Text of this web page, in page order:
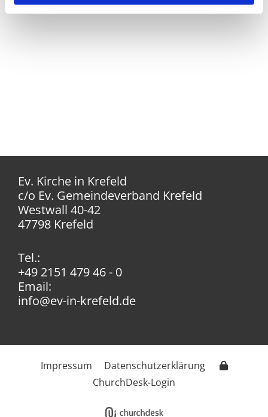
Ev. Kirche in Krefeld
c/o Ev. Gemeindeverband Krefeld
Westwall 40-42
47798 Krefeld
Tel.:
+49 2151 479 46 - 0
Email:
info@ev-in-krefeld.de
Impressum
Datenschutzerklärung
ChurchDesk-Login